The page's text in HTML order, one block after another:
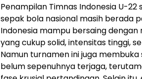
Penampilan Timnas Indonesia U-22
sepak bola nasional masih berada
Indonesia mampu bersaing
yang cukup solid, intensitas tinggi,
Namun turnamen ini juga
belum sepenuhnya terjaga,